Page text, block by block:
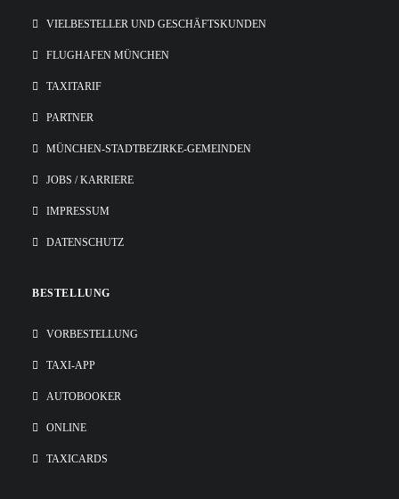
VIELBESTELLER UND GESCHÄFTSKUNDEN
FLUGHAFEN MÜNCHEN
TAXITARIF
PARTNER
MÜNCHEN-STADTBEZIRKE-GEMEINDEN
JOBS / KARRIERE
IMPRESSUM
DATENSCHUTZ
BESTELLUNG
VORBESTELLUNG
TAXI-APP
AUTOBOOKER
ONLINE
TAXICARDS